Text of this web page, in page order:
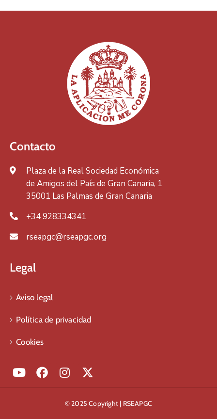
Contacto
Plaza de la Real Sociedad Económica
de Amigos del País de Gran Canaria, 1
35001 Las Palmas de Gran Canaria
+34 928334341
rseapgc@rseapgc.org
Legal
Aviso legal
Política de privacidad
Cookies
© 2025 Copyright | RSEAPGC